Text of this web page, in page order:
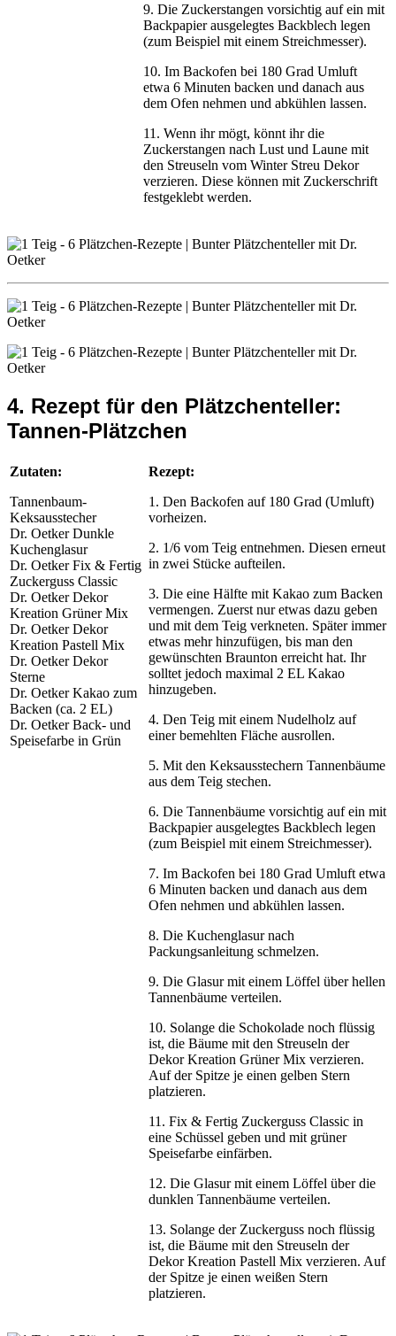
9. Die Zuckerstangen vorsichtig auf ein mit
Backpapier ausgelegtes Backblech legen
(zum Beispiel mit einem Streichmesser).
10. Im Backofen bei 180 Grad Umluft
etwa 6 Minuten backen und danach aus
dem Ofen nehmen und abkühlen lassen.
11. Wenn ihr mögt, könnt ihr die
Zuckerstangen nach Lust und Laune mit
den Streuseln vom Winter Streu Dekor
verzieren. Diese können mit Zuckerschrift
festgeklebt werden.
4. Rezept für den Plätzchenteller:
Tannen-Plätzchen
Zutaten:
Tannenbaum-
Keksausstecher
Dr. Oetker Dunkle
Kuchenglasur
Dr. Oetker Fix & Fertig
Zuckerguss Classic
Dr. Oetker Dekor
Kreation Grüner Mix
Dr. Oetker Dekor
Kreation Pastell Mix
Dr. Oetker Dekor
Sterne
Dr. Oetker Kakao zum
Backen (ca. 2 EL)
Dr. Oetker Back- und
Speisefarbe in Grün
Rezept:
1. Den Backofen auf 180 Grad (Umluft)
vorheizen.
2. 1/6 vom Teig entnehmen. Diesen erneut
in zwei Stücke aufteilen.
3. Die eine Hälfte mit Kakao zum Backen
vermengen. Zuerst nur etwas dazu geben
und mit dem Teig verkneten. Später immer
etwas mehr hinzufügen, bis man den
gewünschten Braunton erreicht hat. Ihr
solltet jedoch maximal 2 EL Kakao
hinzugeben.
4. Den Teig mit einem Nudelholz auf
einer bemehlten Fläche ausrollen.
5. Mit den Keksausstechern Tannenbäume
aus dem Teig stechen.
6. Die Tannenbäume vorsichtig auf ein mit
Backpapier ausgelegtes Backblech legen
(zum Beispiel mit einem Streichmesser).
7. Im Backofen bei 180 Grad Umluft etwa
6 Minuten backen und danach aus dem
Ofen nehmen und abkühlen lassen.
8. Die Kuchenglasur nach
Packungsanleitung schmelzen.
9. Die Glasur mit einem Löffel über hellen
Tannenbäume verteilen.
10. Solange die Schokolade noch flüssig
ist, die Bäume mit den Streuseln der
Dekor Kreation Grüner Mix verzieren.
Auf der Spitze je einen gelben Stern
platzieren.
11. Fix & Fertig Zuckerguss Classic in
eine Schüssel geben und mit grüner
Speisefarbe einfärben.
12. Die Glasur mit einem Löffel über die
dunklen Tannenbäume verteilen.
13. Solange der Zuckerguss noch flüssig
ist, die Bäume mit den Streuseln der
Dekor Kreation Pastell Mix verzieren. Auf
der Spitze je einen weißen Stern
platzieren.